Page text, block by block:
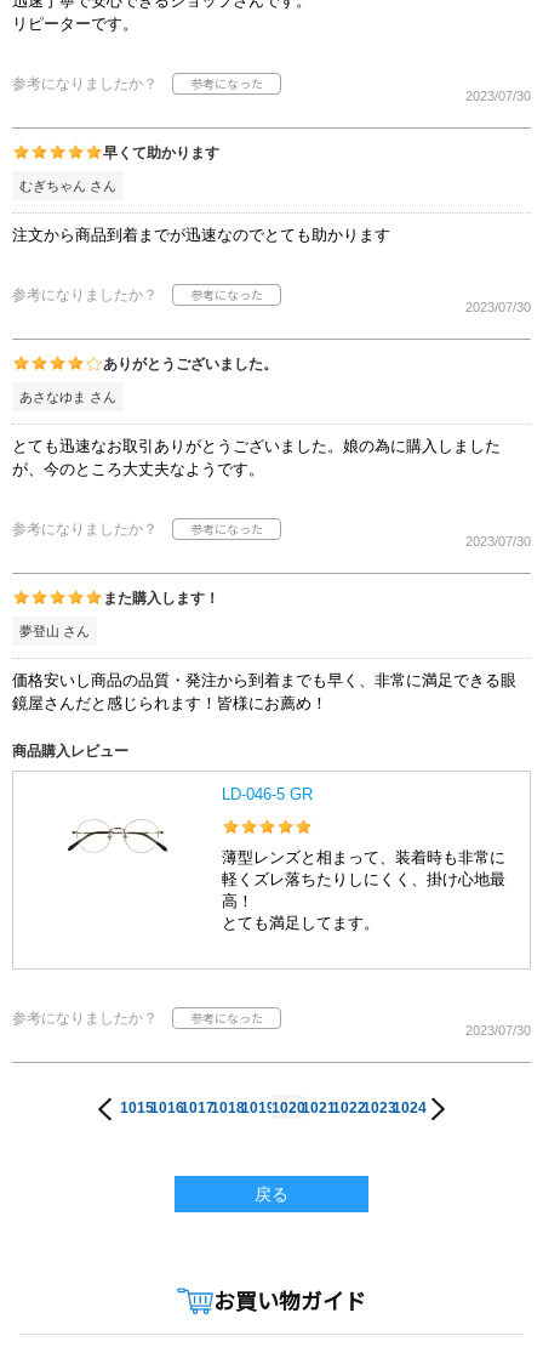
リピーターです。
参考になりましたか？
2023/07/30
早くて助かります
むぎちゃん さん
注文から商品到着までが迅速なのでとても助かります
参考になりましたか？
2023/07/30
ありがとうございました。
あさなゆま さん
とても迅速なお取引ありがとうございました。娘の為に購入しました
が、今のところ大丈夫なようです。
参考になりましたか？
2023/07/30
また購入します！
夢登山 さん
価格安いし商品の品質・発注から到着までも早く、非常に満足できる眼
鏡屋さんだと感じられます！皆様にお薦め！
商品購入レビュー
LD-046-5 GR
薄型レンズと相まって、装着時も非常に
軽くズレ落ちたりしにくく、掛け心地最
高！
とても満足してます。
参考になりましたか？
2023/07/30
1015101610171018101910201021102210231024
戻る
お買い物ガイド